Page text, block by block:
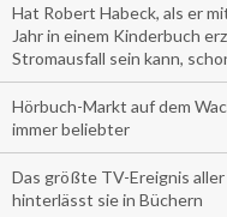
Hat Robert Habeck, als er
Jahr in einem Kinderbuch
Stromausfall sein kann,
Hörbuch-Markt auf dem
immer beliebter
Das größte TV-Ereignis
hinterlässt sie in Büchern